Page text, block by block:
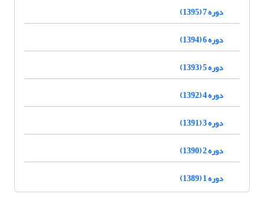
دوره 7 (1395)
دوره 6 (1394)
دوره 5 (1393)
دوره 4 (1392)
دوره 3 (1391)
دوره 2 (1390)
دوره 1 (1389)